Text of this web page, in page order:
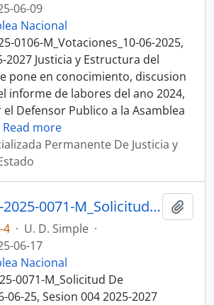
06-09
Nacional
0106-M_Votaciones_10-06-2025,
2027 Justicia y Estructura del
pone en conocimiento, discusion
informe de labores del ano 2024,
Defensor Publico a la Asamblea
Read more
Permanente De Justicia y
004_An-Obsl-2025-0071-M_Solicitud De Participaciàn_16-06-25, Sesion 004 Justicia y Estructura del Estado
4 · U. D. Simple ·
06-17
Nacional
0071-M_Solicitud De
06-25, Sesion 004 2025-2027